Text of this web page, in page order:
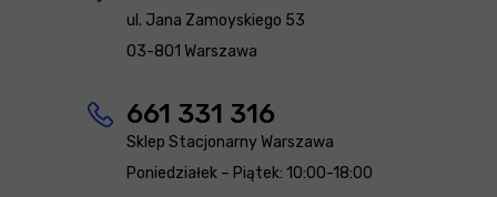
ul. Jana Zamoyskiego 53
03-801 Warszawa
661 331 316
Sklep Stacjonarny Warszawa
Poniedziałek – Piątek: 10:00-18:00